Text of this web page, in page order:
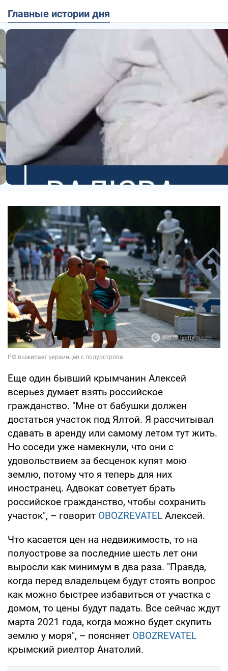
Главные истории дня
Еще один бывший крымчанин Алексей
всерьез думает взять российское
гражданство. "Мне от бабушки должен
достаться участок под Ялтой. Я рассчитывал
сдавать в аренду или самому летом тут жить.
Но соседи уже намекнули, что они с
удовольствием за бесценок купят мою
землю, потому что я теперь для них
иностранец. Адвокат советует брать
российское гражданство, чтобы сохранить
участок", – говорит OBOZREVATEL Алексей.
Что касается цен на недвижимость, то на
полуострове за последние шесть лет они
выросли как минимум в два раза. "Правда,
когда перед владельцем будут стоять вопрос
как можно быстрее избавиться от участка с
домом, то цены будут падать. Все сейчас ждут
марта 2021 года, когда можно будет скупить
землю у моря", – поясняет OBOZREVATEL
крымский риелтор Анатолий.